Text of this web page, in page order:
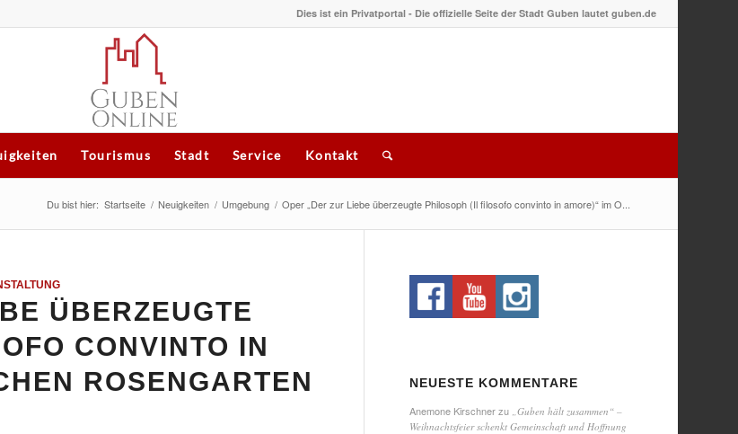
Dies ist ein Privatportal - Die offizielle Seite der Stadt Guben lautet guben.de
Tourismus Stadt Service Kontakt
Du bist hier: Startseite / Neuigkeiten / Umgebung / Oper „Der zur Liebe überzeugte Philosoph (Il filosofo convinto in amore)“ im O...
ÜBERZEUGTE
CONVINTO IN
ROSENGARTEN
NEUESTE KOMMENTARE
Anemone Kirschnerzu „Guben hält zusammen“ –
Weihnachtsfeier schenkt Gemeinschaft und Hoffnung